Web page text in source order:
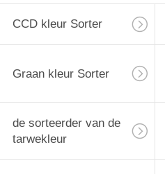
CCD kleur Sorter
Graan kleur Sorter
de sorteerder van de
tarwekleur